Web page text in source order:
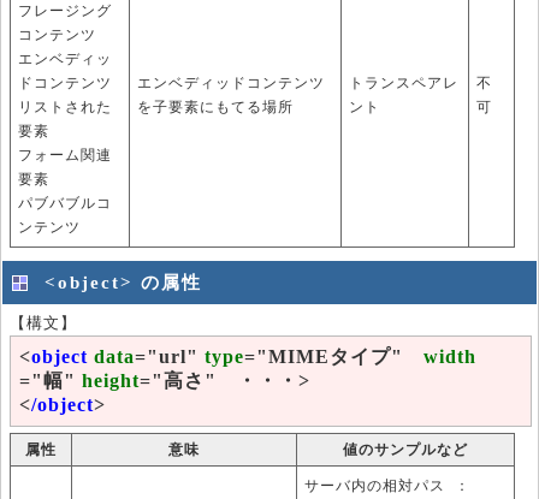
フレージング
コンテンツ
エンベディッ
ドコンテンツ
リストされた
要素
フォーム関連
要素
パブバブルコ
ンテンツ
エンベディッドコンテンツ
を子要素にもてる場所
トランスペアレ
ント
不
可
<object> の属性
【構文】
<object data="url" type="MIMEタイプ" width
="幅" height="高さ" ・・・>
</object>
属性 意味 値のサンプルなど
サーバ内の相対パス ：